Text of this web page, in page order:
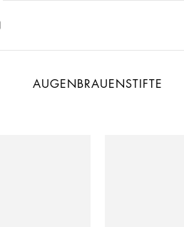
AUGENBRAUENSTIFTE